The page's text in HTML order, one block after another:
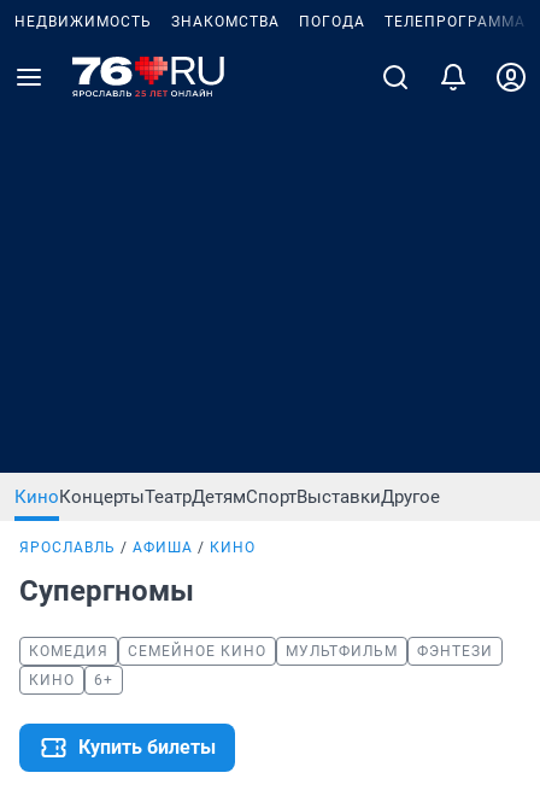
НЕДВИЖИМОСТЬ ЗНАКОМСТВА ПОГОДА ТЕЛЕПРОГРАММА
КиноКонцертыТеатрДетямСпортВыставкиДругое
ЯРОСЛАВЛЬ АФИША КИНО
Супергномы
КОМЕДИЯ СЕМЕЙНОЕ КИНО МУЛЬТФИЛЬМ
ФЭНТЕЗИ
КИНО
6+
Купить билеты